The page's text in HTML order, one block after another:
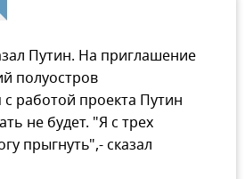
Путин. На приглашение
полуостров
работой проекта Путин
не будет. "Я с трех
прыгнуть",- сказал